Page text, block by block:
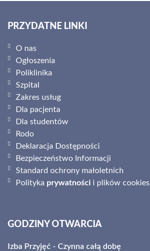
PRZYDATNE LINKI
O nas
Ogłoszenia
Poliklinika
Szpital
Zakres usług
Dla pacjenta
Dla studentów
Rodo
Deklaracja Dostępności
Bezpieczeństwo Informacji
Standard ochrony małoletnich
Polityka prywatności i plików cookies
GODZINY OTWARCIA
Izba Przyjęć - Czynna całą dobę